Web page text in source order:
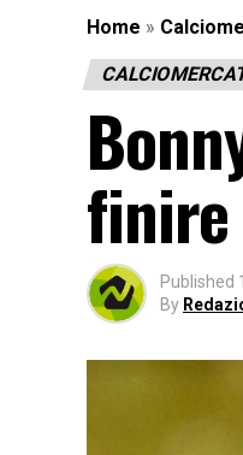
Home »
finire
Published
By